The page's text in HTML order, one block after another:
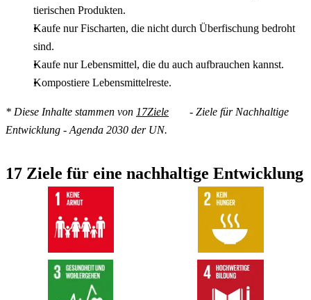
tierischen Produkten.
Kaufe nur Fischarten, die nicht durch Überfischung bedroht
sind.
Kaufe nur Lebensmittel, die du auch aufbrauchen kannst.
Kompostiere Lebensmittelreste.
* Diese Inhalte stammen von 17Ziele
- Ziele für Nachhaltige
Entwicklung - Agenda 2030 der UN.
17 Ziele für eine nachhaltige Entwicklung